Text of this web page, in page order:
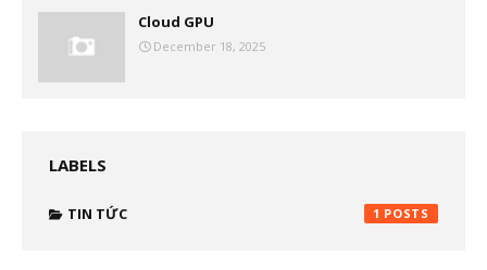
Cloud GPU
December 18, 2025
LABELS
TIN TỨC 1